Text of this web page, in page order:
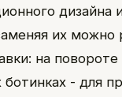
дизайна
их можно
на
ботинках - для